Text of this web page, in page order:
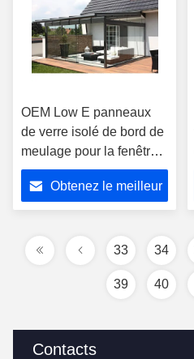
Contacts
OEM Low E panneaux
de verre isolé de bord de
meulage pour la fenêtre
et le mur de rideau
Obtenez le meilleur
33 34
39 40